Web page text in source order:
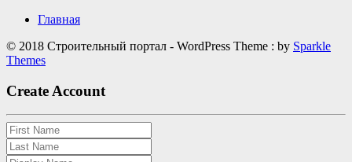
Главная
© 2018 Строительный портал - WordPress Theme : by Sparkle
Themes
Create Account